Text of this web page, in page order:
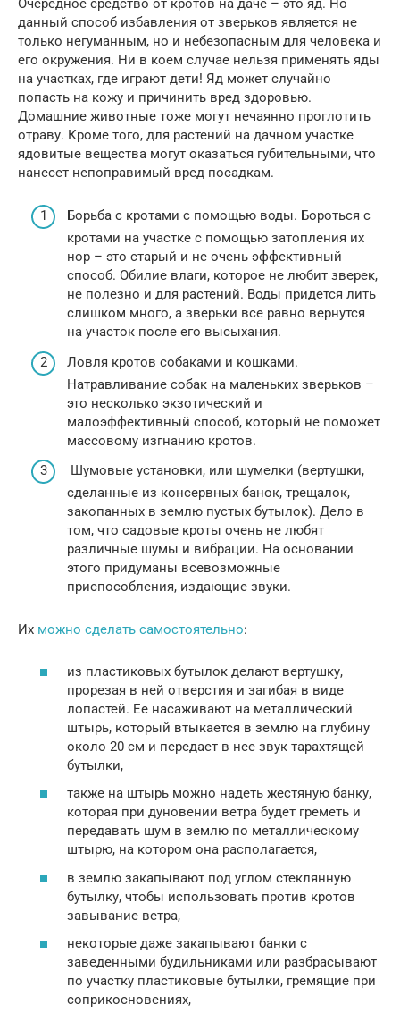
данный способ избавления от зверьков является не
только негуманным, но и небезопасным для человека и
его окружения. Ни в коем случае нельзя применять яды
на участках, где играют дети! Яд может случайно
попасть на кожу и причинить вред здоровью.
Домашние животные тоже могут нечаянно проглотить
отраву. Кроме того, для растений на дачном участке
ядовитые вещества могут оказаться губительными, что
нанесет непоправимый вред посадкам.
Борьба с кротами с помощью воды. Бороться с
кротами на участке с помощью затопления их
нор – это старый и не очень эффективный
способ. Обилие влаги, которое не любит зверек,
не полезно и для растений. Воды придется лить
слишком много, а зверьки все равно вернутся
на участок после его высыхания.
Ловля кротов собаками и кошками.
Натравливание собак на маленьких зверьков –
это несколько экзотический и
малоэффективный способ, который не поможет
массовому изгнанию кротов.
Шумовые установки, или шумелки (вертушки,
сделанные из консервных банок, трещалок,
закопанных в землю пустых бутылок). Дело в
том, что садовые кроты очень не любят
различные шумы и вибрации. На основании
этого придуманы всевозможные
приспособления, издающие звуки.
Их можно сделать самостоятельно:
из пластиковых бутылок делают вертушку,
прорезая в ней отверстия и загибая в виде
лопастей. Ее насаживают на металлический
штырь, который втыкается в землю на глубину
около 20 см и передает в нее звук тарахтящей
бутылки,
также на штырь можно надеть жестяную банку,
которая при дуновении ветра будет греметь и
передавать шум в землю по металлическому
штырю, на котором она располагается,
в землю закапывают под углом стеклянную
бутылку, чтобы использовать против кротов
завывание ветра,
некоторые даже закапывают банки с
заведенными будильниками или разбрасывают
по участку пластиковые бутылки, гремящие при
соприкосновениях,